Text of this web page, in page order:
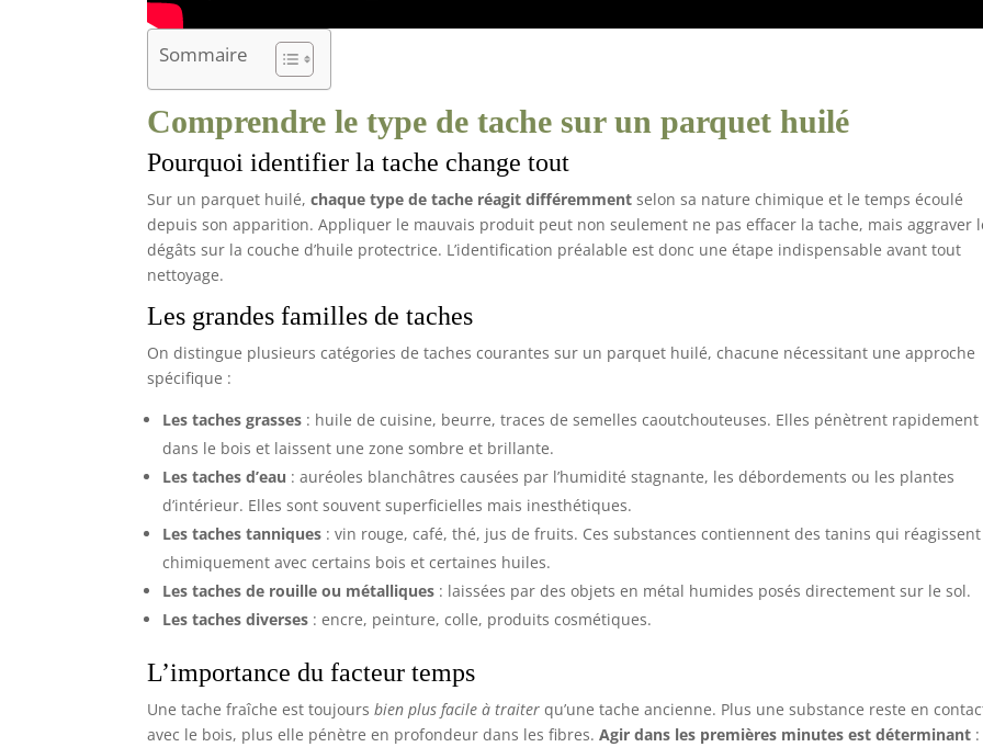
Sommaire
Comprendre le type de tache sur un parquet huilé
Pourquoi identifier la tache change tout
Sur un parquet huilé,chaque type de tache réagit différemment selon sa nature chimique et le temps écoulé
depuis son apparition. Appliquer le mauvais produit peut non seulement ne pas effacer la tache, mais aggraver
dégâts sur la couche d’huile protectrice. L’identification préalable est donc une étape indispensable avant tout
nettoyage.
Les grandes familles de taches
On distingue plusieurs catégories de taches courantes sur un parquet huilé, chacune nécessitant une approche
spécifique :
Les taches grasses : huile de cuisine, beurre, traces de semelles caoutchouteuses. Elles pénètrent rapidement
dans le bois et laissent une zone sombre et brillante.
Les taches d’eau : auréoles blanchâtres causées par l’humidité stagnante, les débordements ou les plantes
d’intérieur. Elles sont souvent superficielles mais inesthétiques.
Les taches tanniques : vin rouge, café, thé, jus de fruits. Ces substances contiennent des tanins qui réagissent
chimiquement avec certains bois et certaines huiles.
Les taches de rouille ou métalliques : laissées par des objets en métal humides posés directement sur le sol.
Les taches diverses : encre, peinture, colle, produits cosmétiques.
L’importance du facteur temps
Une tache fraîche est toujoursbien plus facile à traiter qu’une tache ancienne. Plus une substance reste en
avec le bois, plus elle pénètre en profondeur dans les fibres.Agir dans les premières minutes est déterminant :